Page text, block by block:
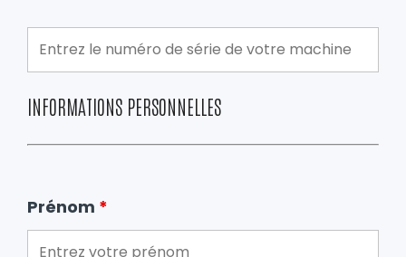
INFORMATIONS PERSONNELLES
Prénom *